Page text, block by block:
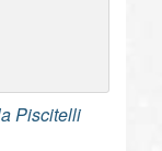
Piscitelli